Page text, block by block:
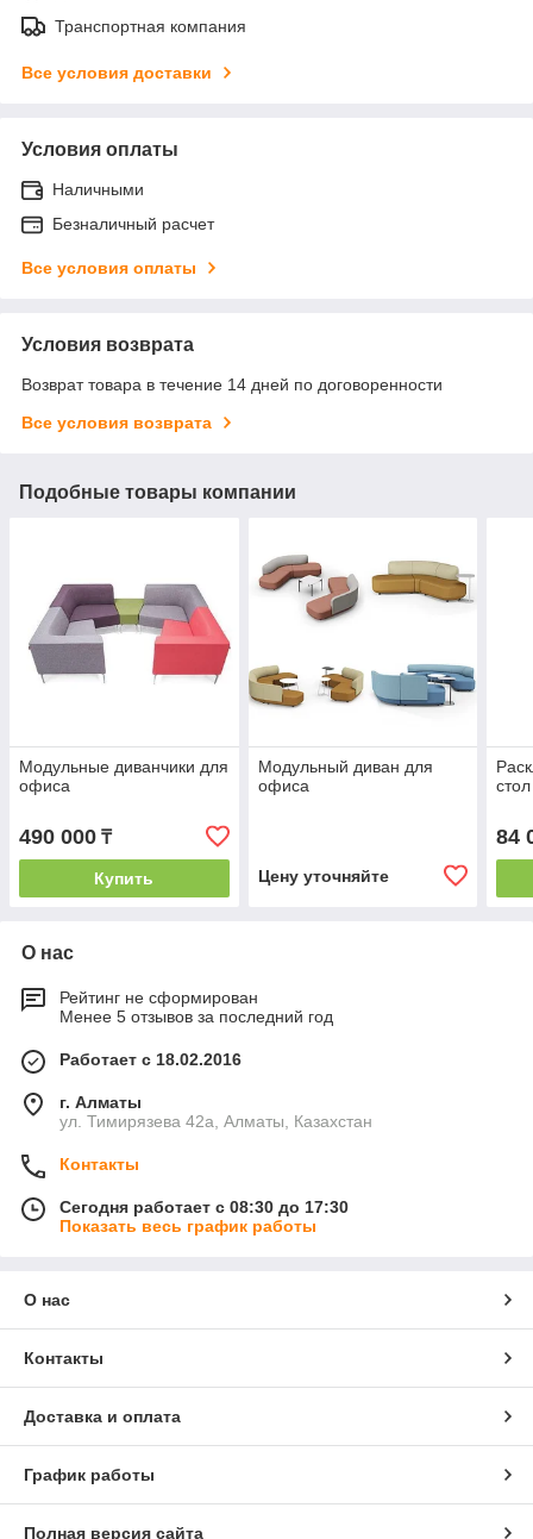
Транспортная компания
Все условия доставки
Условия оплаты
Наличными
Безналичный расчет
Все условия оплаты
Условия возврата
Возврат товара в течение 14 дней по договоренности
Все условия возврата
Подобные товары компании
Модульные диванчики для
офиса
490 000 ₸
Купить
Модульный диван для
офиса
Цену уточняйте
84
О нас
Рейтинг не сформирован
Менее 5 отзывов за последний год
Работает с 18.02.2016
г. Алматы
ул. Тимирязева 42а, Алматы, Казахстан
Контакты
Сегодня работает с 08:30 до 17:30
Показать весь график работы
О нас
Контакты
Доставка и оплата
График работы
Полная версия сайта